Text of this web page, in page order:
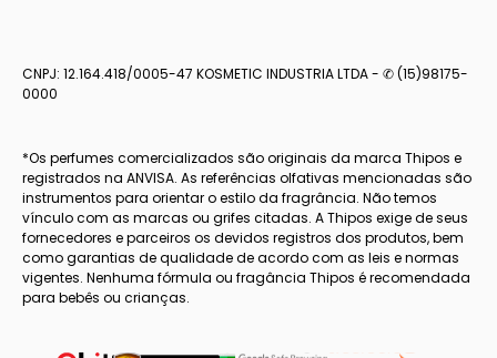
CNPJ: 12.164.418/0005-47 KOSMETIC INDUSTRIA LTDA - ✆ (15)98175-
0000
*Os perfumes comercializados são originais da marca Thipos e
registrados na ANVISA. As referências olfativas mencionadas são
instrumentos para orientar o estilo da fragrância. Não temos
vínculo com as marcas ou grifes citadas. A Thipos exige de seus
fornecedores e parceiros os devidos registros dos produtos, bem
como garantias de qualidade de acordo com as leis e normas
vigentes. Nenhuma fórmula ou fragância Thipos é recomendada
para bebês ou crianças.